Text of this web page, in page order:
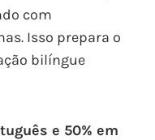
com
Isso prepara o
bilíngue
e 50% em